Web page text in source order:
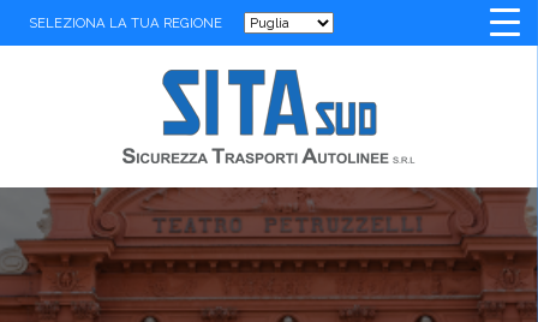
SELEZIONA LA TUA REGIONE